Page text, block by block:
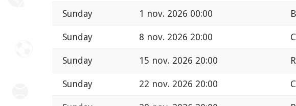
Sunday 1 nov. 2026 00:00
Sunday 8 nov. 2026 20:00
Sunday 15 nov. 2026 20:00
Sunday 22 nov. 2026 20:00